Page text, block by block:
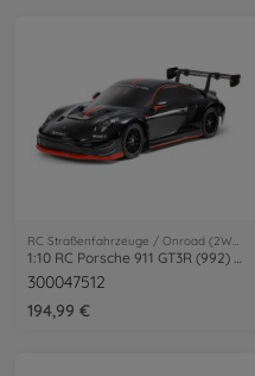
RC Straßenfahrzeuge / Onroad (2WD/4WD)
300047512
194,99 €